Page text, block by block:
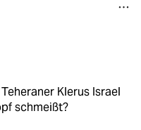
Klerus Israel
schmeißt?